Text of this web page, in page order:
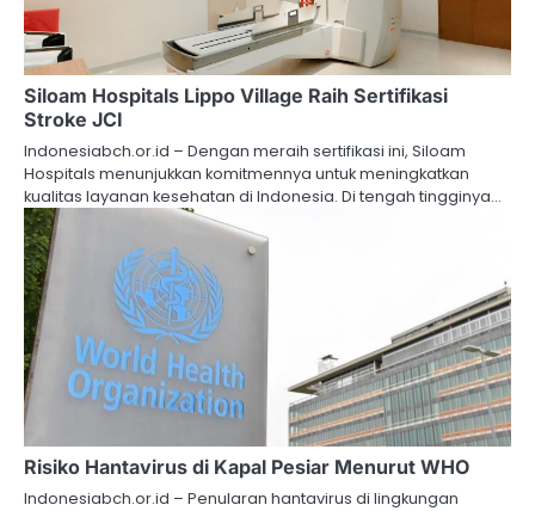
Siloam Hospitals Lippo Village Raih Sertifikasi
Stroke JCI
Indonesiabch.or.id – Dengan meraih sertifikasi ini, Siloam
Hospitals menunjukkan komitmennya untuk meningkatkan
kualitas layanan kesehatan di Indonesia. Di tengah tingginya…
Risiko Hantavirus di Kapal Pesiar Menurut WHO
Indonesiabch.or.id – Penularan hantavirus di lingkungan